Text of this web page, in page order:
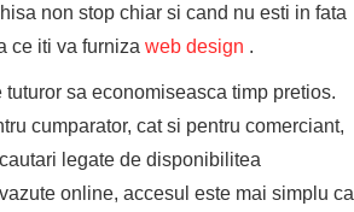
non stop chiar si cand nu esti in fata
ce iti va furniza web design .
sa economiseasca timp pretios.
cumparator, cat si pentru comerciant,
legate de disponibilitea
online, accesul este mai simplu ca